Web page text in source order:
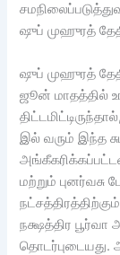
ஷுப் முஹுரத்
ஷுப் முஹுரத்
ஜூன் மாதத்தில்
இல் வரும் இந்த
மற்றும்
நக்ஷத்திர
தொடர்புடையது.